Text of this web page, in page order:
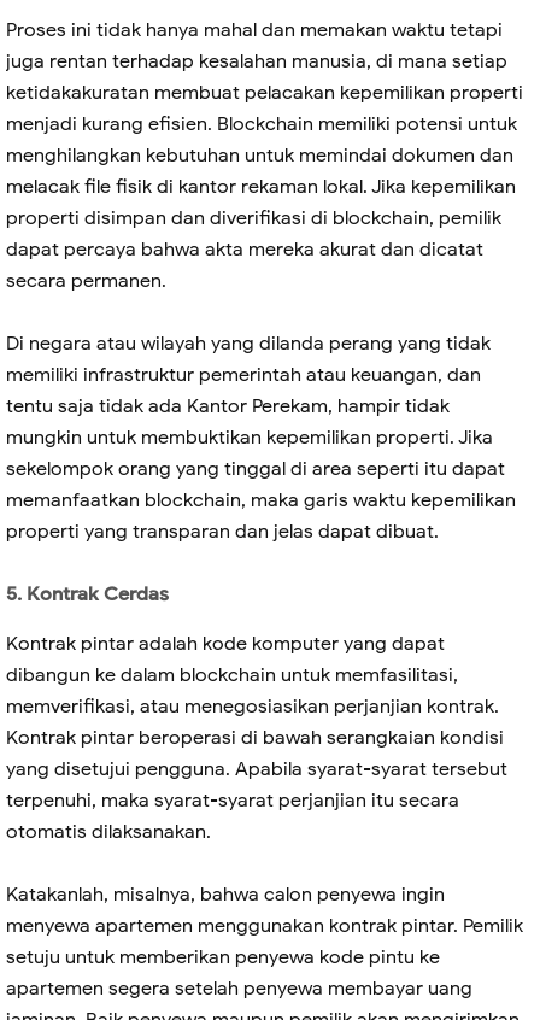
Proses ini tidak hanya mahal dan memakan waktu tetapi
juga rentan terhadap kesalahan manusia, di mana setiap
ketidakakuratan membuat pelacakan kepemilikan properti
menjadi kurang efisien. Blockchain memiliki potensi untuk
menghilangkan kebutuhan untuk memindai dokumen dan
melacak file fisik di kantor rekaman lokal. Jika kepemilikan
properti disimpan dan diverifikasi di blockchain, pemilik
dapat percaya bahwa akta mereka akurat dan dicatat
secara permanen.
Di negara atau wilayah yang dilanda perang yang tidak
memiliki infrastruktur pemerintah atau keuangan, dan
tentu saja tidak ada Kantor Perekam, hampir tidak
mungkin untuk membuktikan kepemilikan properti. Jika
sekelompok orang yang tinggal di area seperti itu dapat
memanfaatkan blockchain, maka garis waktu kepemilikan
properti yang transparan dan jelas dapat dibuat.
5. Kontrak Cerdas
Kontrak pintar adalah kode komputer yang dapat
dibangun ke dalam blockchain untuk memfasilitasi,
memverifikasi, atau menegosiasikan perjanjian kontrak.
Kontrak pintar beroperasi di bawah serangkaian kondisi
yang disetujui pengguna. Apabila syarat-syarat tersebut
terpenuhi, maka syarat-syarat perjanjian itu secara
otomatis dilaksanakan.
Katakanlah, misalnya, bahwa calon penyewa ingin
menyewa apartemen menggunakan kontrak pintar. Pemilik
setuju untuk memberikan penyewa kode pintu ke
apartemen segera setelah penyewa membayar uang